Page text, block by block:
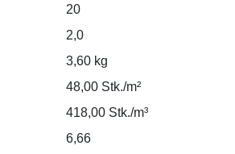
20
2,0
3,60 kg
48,00 Stk./m²
418,00 Stk./m³
6,66